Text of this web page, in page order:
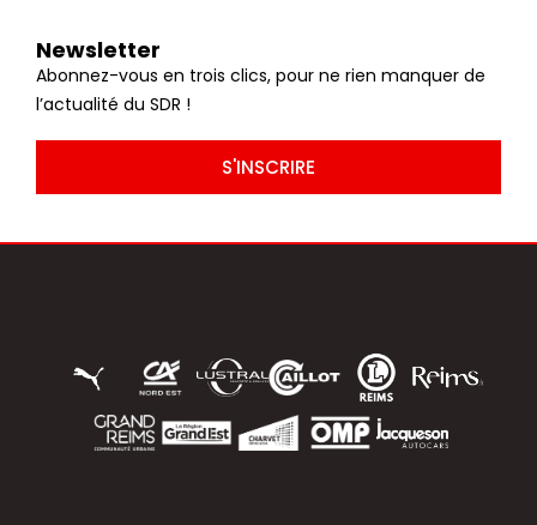
Newsletter
Abonnez-vous en trois clics, pour ne rien manquer de
l’actualité du SDR !
S'INSCRIRE